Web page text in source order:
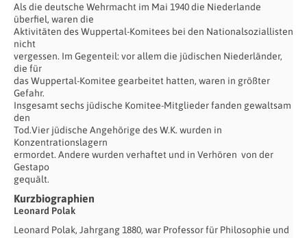
Als die deutsche Wehrmacht im Mai 1940 die Niederlande
überfiel, waren die
Aktivitäten des Wuppertal-Komitees bei den Nationalsoziallisten
nicht
vergessen. Im Gegenteil: vor allem die jüdischen Niederländer,
die für
das Wuppertal-Komitee gearbeitet hatten, waren in größter
Gefahr.
Insgesamt sechs jüdische Komitee-Mitglieder fanden gewaltsam
den
Tod.Vier jüdische Angehörige des W.K. wurden in
Konzentrationslagern
ermordet. Andere wurden verhaftet und in Verhören von der
Gestapo
gequält.
Kurzbiographien
Leonard Polak
Leonard Polak, Jahrgang 1880, war Professor für Philosophie und